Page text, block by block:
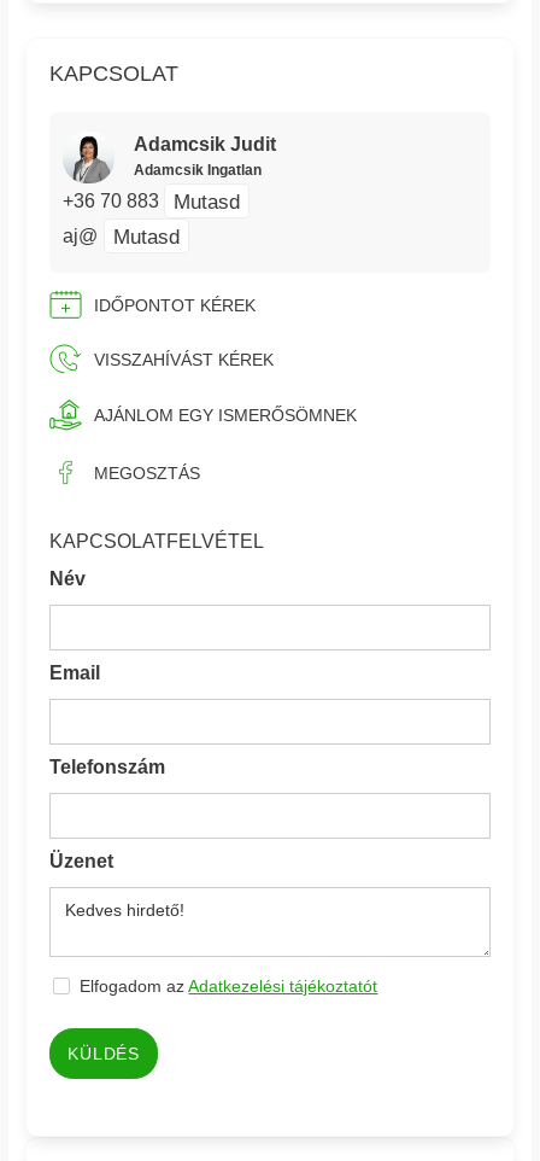
KAPCSOLAT
Adamcsik Judit
Adamcsik Ingatlan
+36 70 883 Mutasd
aj@ Mutasd
IDŐPONTOT KÉREK
VISSZAHÍVÁST KÉREK
AJÁNLOM EGY ISMERŐSÖMNEK
MEGOSZTÁS
KAPCSOLATFELVÉTEL
Név
Email
Telefonszám
Üzenet
Elfogadom azAdatkezelési tájékoztatót
KÜLDÉS